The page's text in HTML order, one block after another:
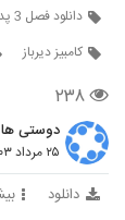
دانلود فصل 3 پدرخوانده قسمت 16
کامبیز دیرباز
۲۳۸
دوستی ها
۲۵ مرداد ۱۴۰۳
دانلود